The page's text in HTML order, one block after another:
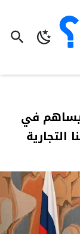
يساهم في
التجارية